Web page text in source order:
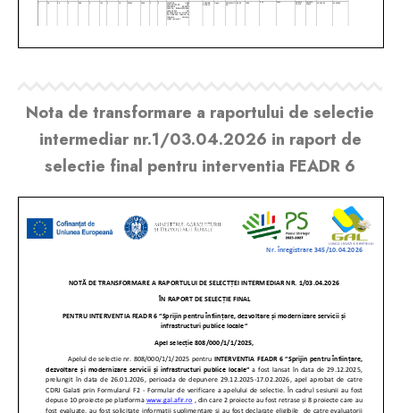
Nota de transformare a raportului de selectie
intermediar nr.1/03.04.2026 in raport de
selectie final pentru interventia FEADR 6